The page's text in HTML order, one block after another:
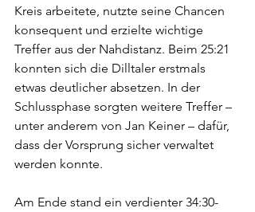
Kreis arbeitete, nutzte seine Chancen
konsequent und erzielte wichtige
Treffer aus der Nahdistanz. Beim 25:21
konnten sich die Dilltaler erstmals
etwas deutlicher absetzen. In der
Schlussphase sorgten weitere Treffer –
unter anderem von Jan Keiner – dafür,
dass der Vorsprung sicher verwaltet
werden konnte.
Am Ende stand ein verdienter 34:30-